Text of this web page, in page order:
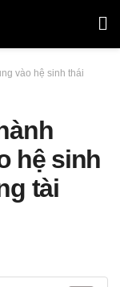
vào hệ sinh thái
hệ sinh
tài